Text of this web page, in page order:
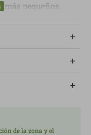
de la zona y el
pequeños.